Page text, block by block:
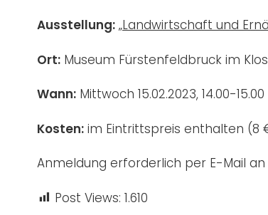
Ausstellung: „Landwirtschaft und
Ort: Museum Fürstenfeldbruck im
Wann: Mittwoch 15.02.2023, 14.00-
Kosten: im Eintrittspreis enthalten (8
Anmeldung erforderlich per E-Mail an
Post Views: 1.610